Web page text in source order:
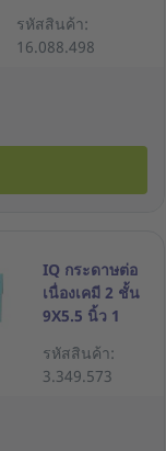
รหัสสินค้า:
16.088.498
IQ กระดาษต่อ
เนื่องเคมี 2 ชั้น
9X5.5 นิ้ว 1
รหัสสินค้า:
3.349.573